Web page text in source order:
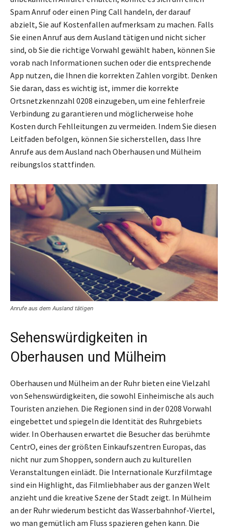
Spam Anruf oder einen Ping Call handeln, der darauf
abzielt, Sie auf Kostenfallen aufmerksam zu machen. Falls
Sie einen Anruf aus dem Ausland tätigen und nicht sicher
sind, ob Sie die richtige Vorwahl gewählt haben, können Sie
vorab nach Informationen suchen oder die entsprechende
App nutzen, die Ihnen die korrekten Zahlen vorgibt. Denken
Sie daran, dass es wichtig ist, immer die korrekte
Ortsnetzkennzahl 0208 einzugeben, um eine fehlerfreie
Verbindung zu garantieren und möglicherweise hohe
Kosten durch Fehlleitungen zu vermeiden. Indem Sie diesen
Leitfaden befolgen, können Sie sicherstellen, dass Ihre
Anrufe aus dem Ausland nach Oberhausen und Mülheim
reibungslos stattfinden.
Anrufe aus dem Ausland tätigen
Sehenswürdigkeiten in
Oberhausen und Mülheim
Oberhausen und Mülheim an der Ruhr bieten eine Vielzahl
von Sehenswürdigkeiten, die sowohl Einheimische als auch
Touristen anziehen. Die Regionen sind in der 0208 Vorwahl
eingebettet und spiegeln die Identität des Ruhrgebiets
wider. In Oberhausen erwartet die Besucher das berühmte
CentrO, eines der größten Einkaufszentren Europas, das
nicht nur zum Shoppen, sondern auch zu kulturellen
Veranstaltungen einlädt. Die Internationale Kurzfilmtage
sind ein Highlight, das Filmliebhaber aus der ganzen Welt
anzieht und die kreative Szene der Stadt zeigt. In Mülheim
an der Ruhr wiederum besticht das Wasserbahnhof-Viertel,
wo man gemütlich am Fluss spazieren gehen kann. Die